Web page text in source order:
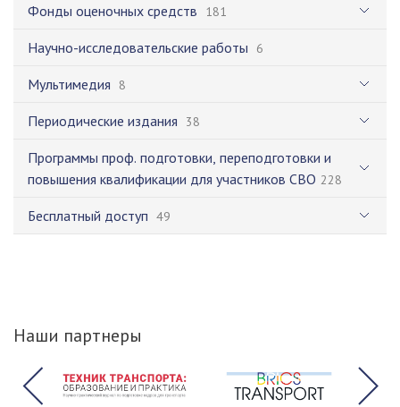
Фонды оценочных средств 181
Научно-исследовательские работы 6
Мультимедия 8
Периодические издания 38
Программы проф. подготовки, переподготовки и
повышения квалификации для участников СВО 228
Бесплатный доступ 49
Наши партнеры